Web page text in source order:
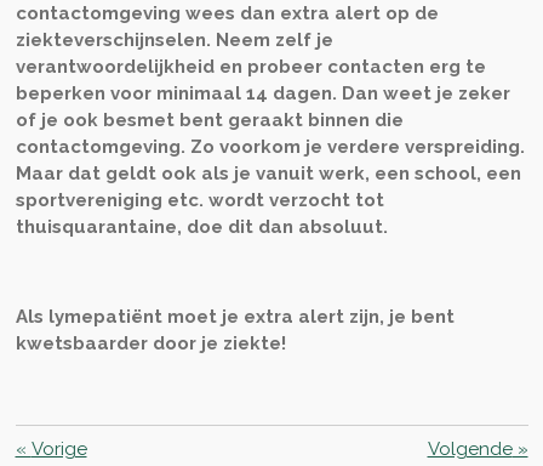
contactomgeving wees dan extra alert op de
ziekteverschijnselen. Neem zelf je
verantwoordelijkheid en probeer contacten erg te
beperken voor minimaal 14 dagen. Dan weet je zeker
of je ook besmet bent geraakt binnen die
contactomgeving. Zo voorkom je verdere verspreiding.
Maar dat geldt ook als je vanuit werk, een school, een
sportvereniging etc. wordt verzocht tot
thuisquarantaine, doe dit dan absoluut.
Als lymepatiënt moet je extra alert zijn, je bent
kwetsbaarder door je ziekte!
« Vorige Volgende»